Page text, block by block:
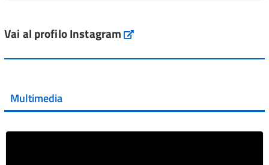
Vai al post →
Vai al post →
Vai al profilo Instagram Instagram
Multimedia